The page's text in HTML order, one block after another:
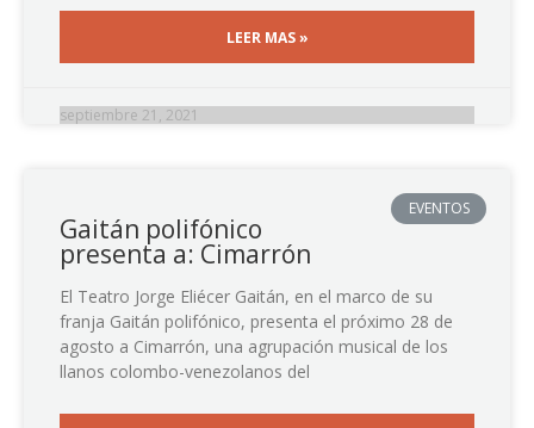
LEER MAS »
septiembre 21, 2021
EVENTOS
Gaitán polifónico
presenta a: Cimarrón
El Teatro Jorge Eliécer Gaitán, en el marco de su
franja Gaitán polifónico, presenta el próximo 28 de
agosto a Cimarrón, una agrupación musical de los
llanos colombo-venezolanos del